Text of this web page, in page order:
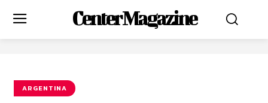
Center Magazine
ARGENTINA